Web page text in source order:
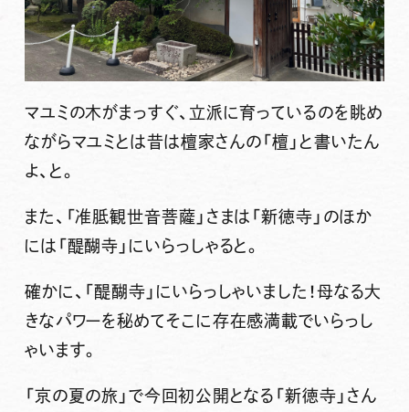
マユミの木がまっすぐ、立派に育っているのを眺め
ながらマユミとは昔は檀家さんの「檀」と書いたん
よ、と。
また、「准胝観世音菩薩」さまは「新徳寺」のほか
には「醍醐寺」にいらっしゃると。
確かに、「醍醐寺」にいらっしゃいました！母なる大
きなパワーを秘めてそこに存在感満載でいらっし
ゃいます。
「京の夏の旅」で今回初公開となる「新徳寺」さん